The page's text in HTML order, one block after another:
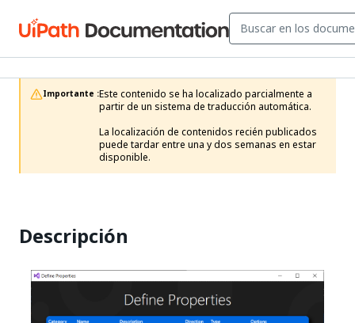
Importante :Este contenido se ha localizado parcialmente a
partir de un sistema de traducción automática.
La localización de contenidos recién publicados
puede tardar entre una y dos semanas en estar
disponible.
Descripción